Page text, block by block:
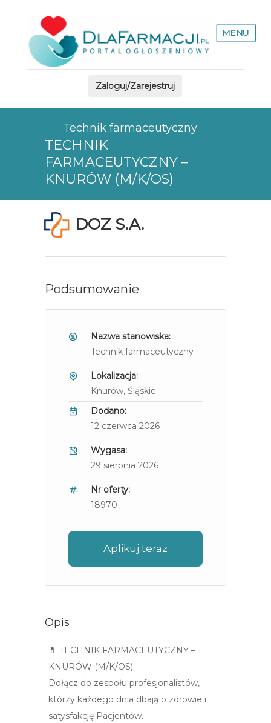
MENU
Zaloguj/Zarejestruj
Technik farmaceutyczny
TECHNIK
FARMACEUTYCZNY –
KNURÓW (M/K/OS)
DOZ S.A.
Podsumowanie
Nazwa stanowiska:
Technik farmaceutyczny
Lokalizacja:
Knurów, Śląskie
Dodano:
12 czerwca 2026
Wygasa:
29 sierpnia 2026
Nr oferty:
18970
Aplikuj teraz
Opis
💊 TECHNIK FARMACEUTYCZNY –
KNURÓW (M/K/OS)
Dołącz do zespołu profesjonalistów,
którzy każdego dnia dbają o zdrowie i
satysfakcję Pacjentów.